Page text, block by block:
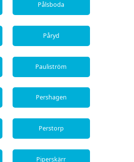
Pålsboda
Påryd
Pauliström
Pershagen
Perstorp
Piperskärr